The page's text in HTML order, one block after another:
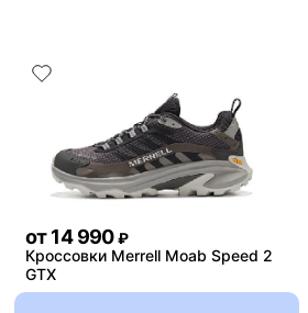
от 14 990 ₽
Кроссовки Merrell Moab Speed 2
GTX